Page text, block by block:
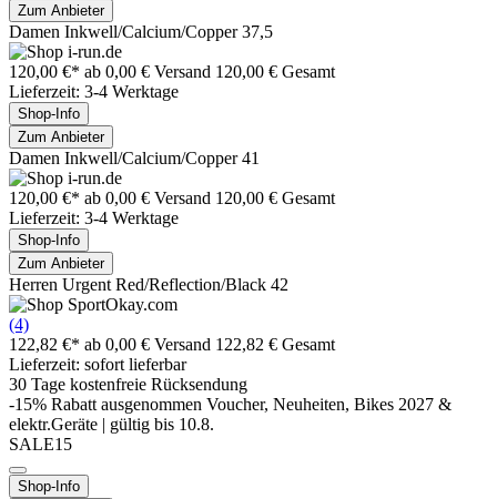
Zum Anbieter
Damen Inkwell/Calcium/Copper 37,5
120,00 €* ab 0,00 € Versand 120,00 € Gesamt
Lieferzeit: 3-4 Werktage
Shop-Info
Zum Anbieter
Damen Inkwell/Calcium/Copper 41
120,00 €* ab 0,00 € Versand 120,00 € Gesamt
Lieferzeit: 3-4 Werktage
Shop-Info
Zum Anbieter
Herren Urgent Red/Reflection/Black 42
(4)
122,82 €* ab 0,00 € Versand 122,82 € Gesamt
Lieferzeit: sofort lieferbar
30 Tage kostenfreie Rücksendung
-15% Rabatt ausgenommen Voucher, Neuheiten, Bikes 2027 &
elektr.Geräte | gültig bis 10.8.
SALE15
Shop-Info